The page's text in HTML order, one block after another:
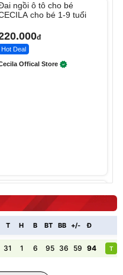
ngồi ô tô cho bé
cho bé 1-9 tuổi
đ
Hot Deal
Offical Store
001 - Thông Minh
3.000.000
T H B BT BB +/- Đ
31 1 6 95 36 59 94 T